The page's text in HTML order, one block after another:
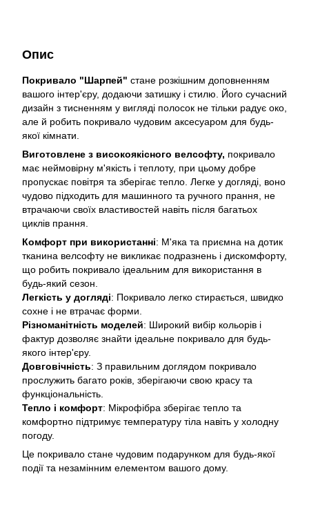
Опис
Покривало "Шарпей" стане розкішним доповненням
вашого інтер'єру, додаючи затишку і стилю. Його сучасний
дизайн з тисненням у вигляді полосок не тільки радує око,
але й робить покривало чудовим аксесуаром для будь-
якої кімнати.
Виготовлене з високоякісного велсофту, покривало
має неймовірну м'якість і теплоту, при цьому добре
пропускає повітря та зберігає тепло. Легке у догляді, воно
чудово підходить для машинного та ручного прання, не
втрачаючи своїх властивостей навіть після багатьох
циклів прання.
Комфорт при використанні: М'яка та приємна на дотик
тканина велсофту не викликає подразнень і дискомфорту,
що робить покривало ідеальним для використання в
будь-який сезон.
Легкість у догляді: Покривало легко стирається, швидко
сохне і не втрачає форми.
Різноманітність моделей: Широкий вибір кольорів і
фактур дозволяє знайти ідеальне покривало для будь-
якого інтер'єру.
Довговічність: З правильним доглядом покривало
прослужить багато років, зберігаючи свою красу та
функціональність.
Тепло і комфорт: Мікрофібра зберігає тепло та
комфортно підтримує температуру тіла навіть у холодну
погоду.
Це покривало стане чудовим подарунком для будь-якої
події та незамінним елементом вашого дому.